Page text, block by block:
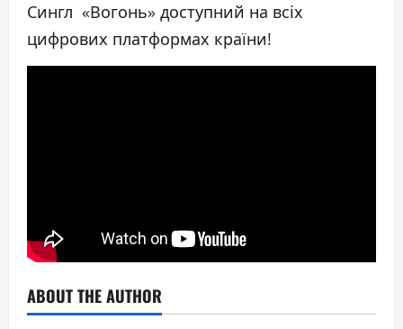
Сингл «Вогонь» доступний на всіх
цифрових платформах країни!
ABOUT THE AUTHOR